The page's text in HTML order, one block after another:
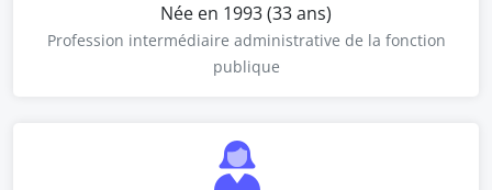
Née en 1993 (33 ans)
Profession intermédiaire administrative de la fonction
publique